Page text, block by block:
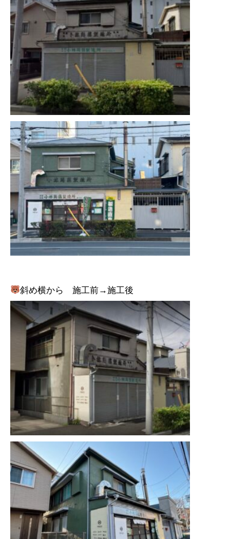
斜め横から 施工前→施工後